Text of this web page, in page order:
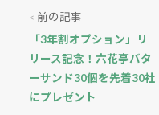
< 前の記事
「3年割オプション」リ
リース記念！六花亭バタ
ーサンド30個を先着30社
にプレゼント